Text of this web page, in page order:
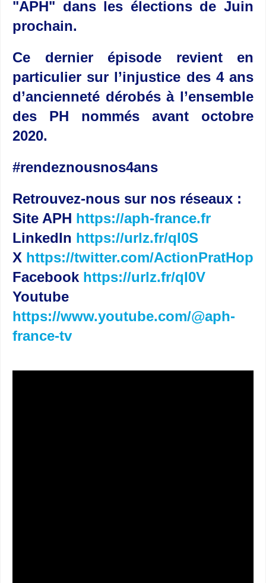
"APH" dans les élections de Juin
prochain.
Ce dernier épisode revient en
particulier sur l’injustice des 4 ans
d’ancienneté dérobés à l’ensemble
des PH nommés avant octobre
2020.
#rendeznousnos4ans
Retrouvez-nous sur nos réseaux :
Site APH https://aph-france.fr
LinkedIn https://urlz.fr/qI0S
X https://twitter.com/ActionPratHop
Facebook https://urlz.fr/qI0V
Youtube
https://www.youtube.com/@aph-
france-tv